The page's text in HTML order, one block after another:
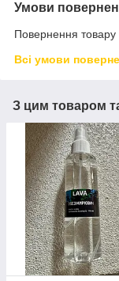
Умови
Повернення товару
Всі умови
З цим товаром